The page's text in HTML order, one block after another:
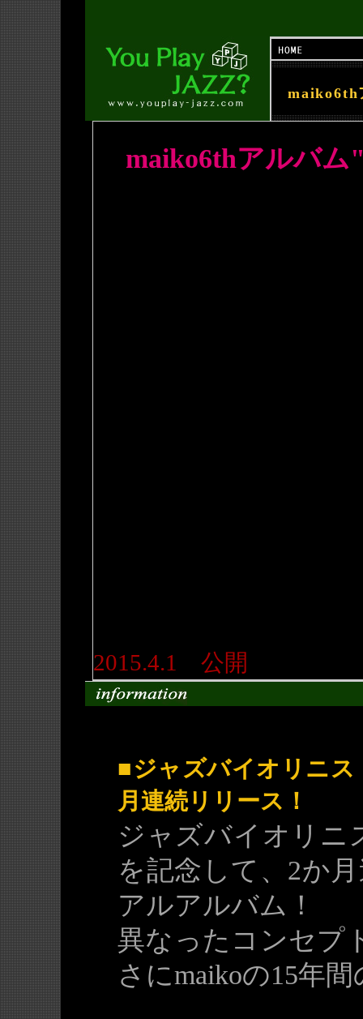
maiko6th
maiko6thアルバ
2015.4.1 公開
■ジャズバイオリニス
月連続リリース！
ジャズバイオリニ
を記念して、2か
アルアルバム！
異なったコンセプ
さにmaikoの15年